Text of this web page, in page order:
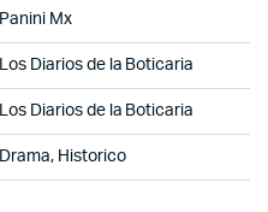
Panini Mx
Los Diarios de la Boticaria
Los Diarios de la Boticaria
Drama, Historico